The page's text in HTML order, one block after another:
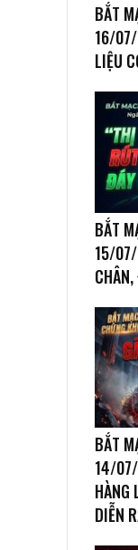
BẮT
16/07/
LIỆU
BẮT
15/07/
BẮT
14/07/
HÀNG
DIỄN